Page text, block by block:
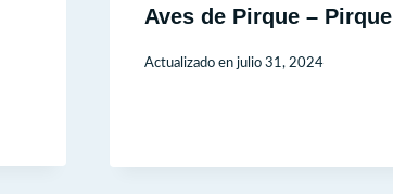
Aves de Pirque – Pirque
Actualizado en julio 31, 2024